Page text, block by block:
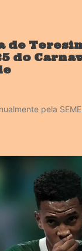
de
do
pela